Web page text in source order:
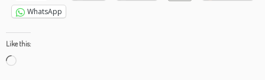
WhatsApp
Like this:
Loading…